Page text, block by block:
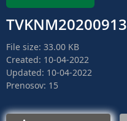
TVKNM20200913
File size: 33.00 KB
Created: 10-04-2022
Updated: 10-04-2022
Prenosov: 15